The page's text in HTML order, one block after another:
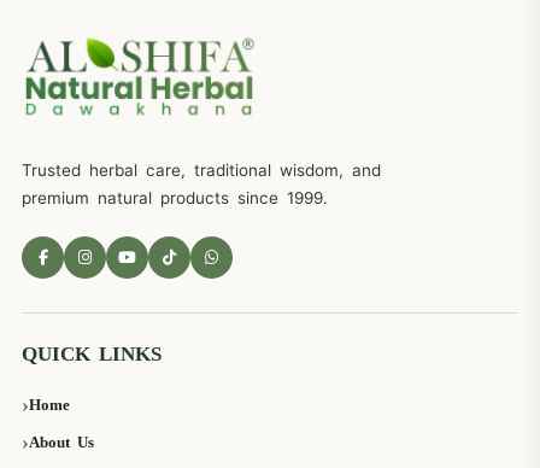
Trusted herbal care, traditional wisdom, and
premium natural products since 1999.
QUICK LINKS
Home
About Us